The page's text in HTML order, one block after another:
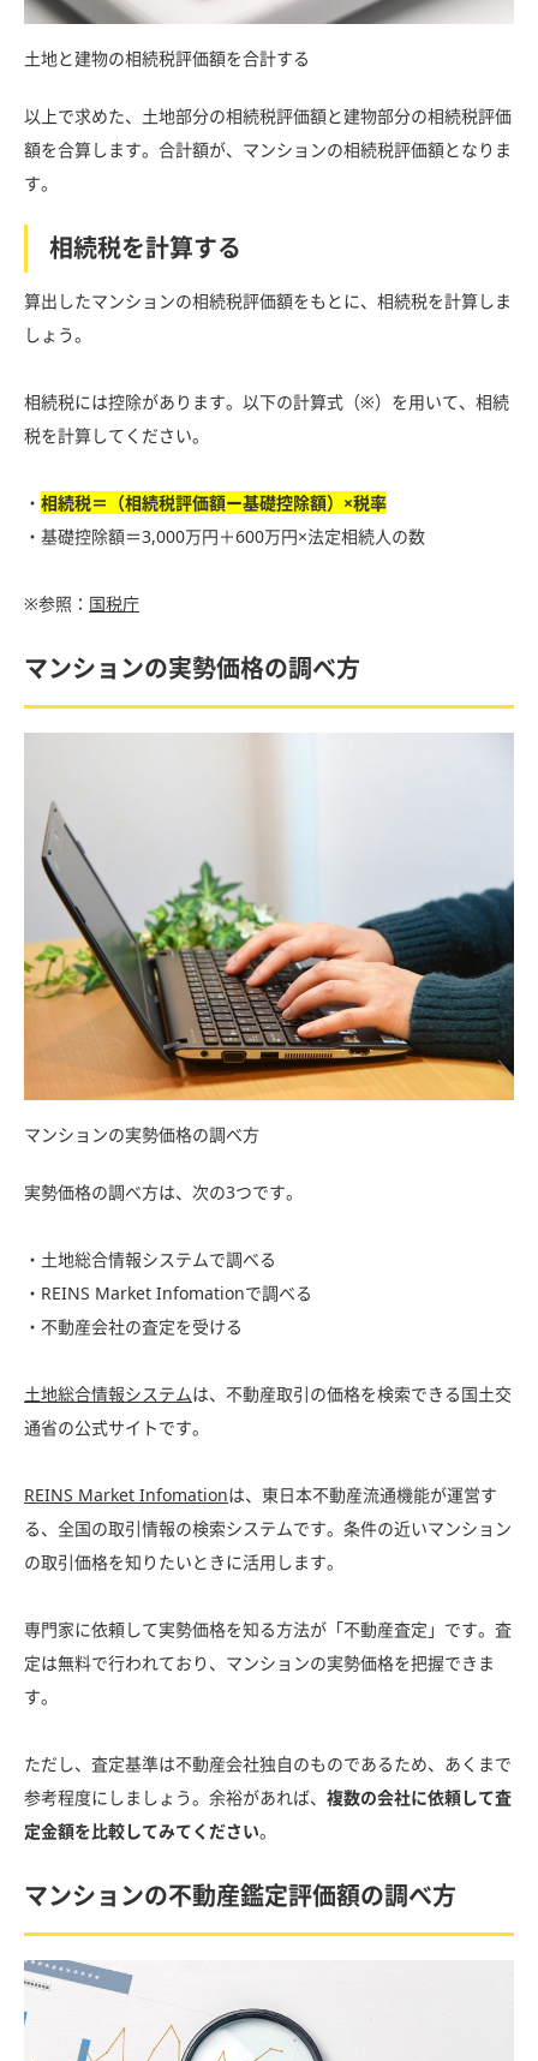
土地と建物の相続税評価額を合計する
以上で求めた、土地部分の相続税評価額と建物部分の相続税評価
額を合算します。合計額が、マンションの相続税評価額となりま
す。
相続税を計算する
算出したマンションの相続税評価額をもとに、相続税を計算しま
しょう。
相続税には控除があります。以下の計算式（※）を用いて、相続
税を計算してください。
・ 相続税＝（相続税評価額ー基礎控除額）×税率
・基礎控除額＝3,000万円＋600万円×法定相続人の数
※参照： 国税庁
マンションの実勢価格の調べ方
マンションの実勢価格の調べ方
実勢価格の調べ方は、次の3つです。
・土地総合情報システムで調べる
・REINS Market Infomationで調べる
・不動産会社の査定を受ける
土地総合情報システムは、不動産取引の価格を検索できる国土交
通省の公式サイトです。
REINS Market Infomationは、東日本不動産流通機能が運営す
る、全国の取引情報の検索システムです。条件の近いマンション
の取引価格を知りたいときに活用します。
専門家に依頼して実勢価格を知る方法が「不動産査定」です。査
定は無料で行われており、マンションの実勢価格を把握できま
す。
ただし、査定基準は不動産会社独自のものであるため、あくまで
参考程度にしましょう。余裕があれば、 複数の会社に依頼して査
定金額を比較してみてください。
マンションの不動産鑑定評価額の調べ方